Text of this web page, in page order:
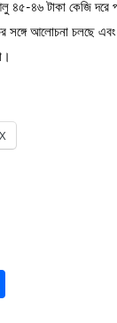
৪৬ টাকা কেজি দরে
সঙ্গে আলোচনা চলছে
X